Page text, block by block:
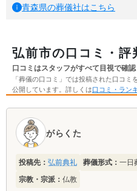
青森県の葬儀社はこちら
弘前市の口コミ・評
口コミはスタッフがすべて目視で確認
「葬儀の口コミ」では投稿された口コ
公開しています。詳しくは口コミ・ラン
がらくた
投稿先： 弘前典礼 葬儀形式： 一日
宗教・宗派： 仏教